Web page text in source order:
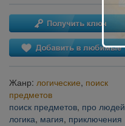
Жанр: логические, поиск
предметов
поиск предметов, про людей
логика, магия, приключения